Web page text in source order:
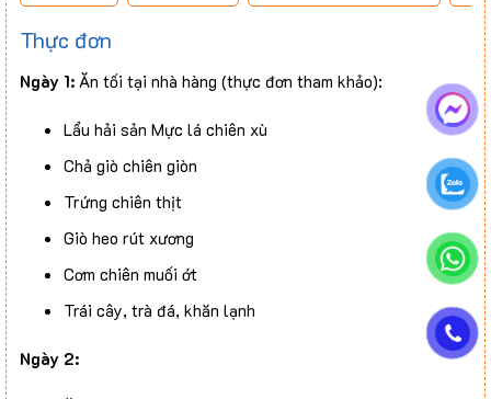
Thực đơn
Ngày 1: Ăn tối tại nhà hàng (thực đơn tham khảo):
Lẩu hải sản Mực lá chiên xù
Chả giò chiên giòn
Trứng chiên thịt
Giò heo rút xương
Cơm chiên muối ớt
Trái cây, trà đá, khăn lạnh
Ngày 2: